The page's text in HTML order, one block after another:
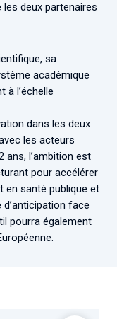
les deux partenaires
sa
académique
à l’échelle
dans les deux
les acteurs
ans, l’ambition est
pour accélérer
santé publique et
face
pourra également